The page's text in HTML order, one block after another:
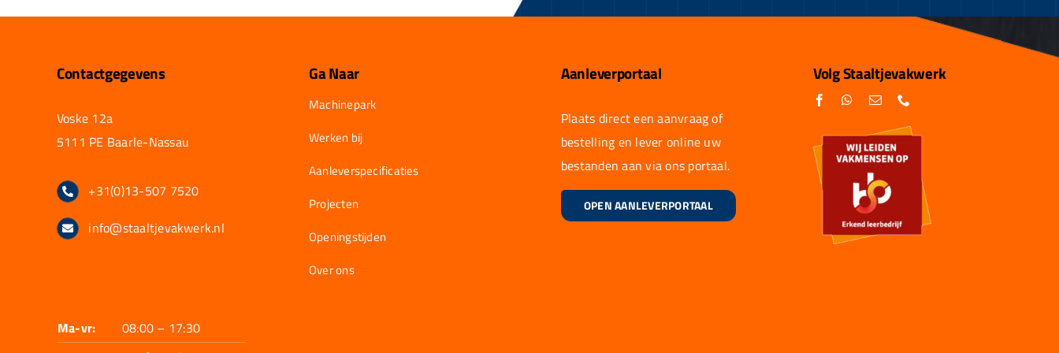
Contactgegevens
Voske 12a
5111 PE Baarle-Nassau
+31(0)13-507 7520
info@staaltjevakwerk.nl
Ma-vr:
08:00 – 17:30
Ga Naar
Machinepark
Werken bij
Aanleverspecificaties
Projecten
Openingstijden
Over ons
Aanleverportaal
Plaats direct een aanvraag of
bestelling en lever online uw
bestanden aan via ons portaal.
OPEN AANLEVERPORTAAL
Volg Staaltjevakwerk